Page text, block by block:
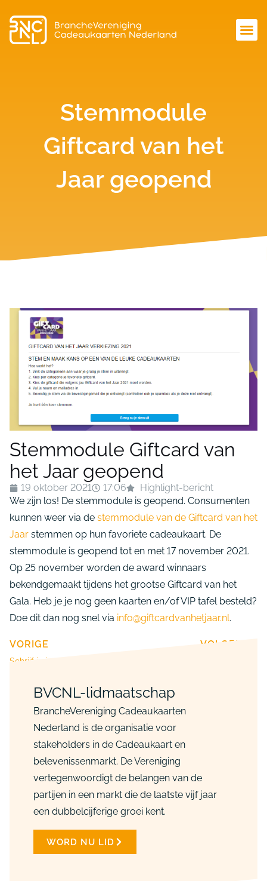
Stemmodule
Giftcard van het
Jaar geopend
Stemmodule Giftcard van
het Jaar geopend
19 oktober 2021 17:06
Highlight-bericht
We zijn los! De stemmodule is geopend. Consumenten
kunnen weer via de stemmodule van de Giftcard van het
Jaar stemmen op hun favoriete cadeaukaart. De
stemmodule is geopend tot en met 17 november 2021.
Op 25 november worden de award winnaars
bekendgemaakt tijdens het grootse Giftcard van het
Gala. Heb je je nog geen kaarten en/of VIP tafel besteld?
Doe dit dan nog snel via info@giftcardvanhetjaar.nl.
VORIGE VOLGENDE
BVCNL-lidmaatschap
BrancheVereniging Cadeaukaarten
Nederland is de organisatie voor
stakeholders in de Cadeaukaart en
belevenissenmarkt. De Vereniging
vertegenwoordigt de belangen van de
partijen in een markt die de laatste vijf jaar
een dubbelcijferige groei kent.
WORD NU LID